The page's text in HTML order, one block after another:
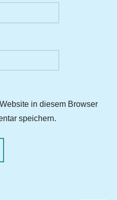
in diesem Browser
speichern.